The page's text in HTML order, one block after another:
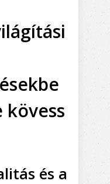
kövess
és a